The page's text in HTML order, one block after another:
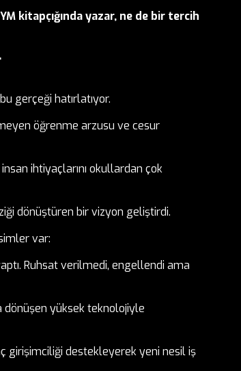
kitapçığında yazar, ne de bir tercih
gerçeği hatırlatıyor.
öğrenme arzusu ve cesur
ihtiyaçlarını okullardan çok
dönüştüren bir vizyon geliştirdi.
var:
Ruhsat verilmedi, engellendi ama
dönüşen yüksek teknolojiyle
girişimciliği destekleyerek yeni nesil iş